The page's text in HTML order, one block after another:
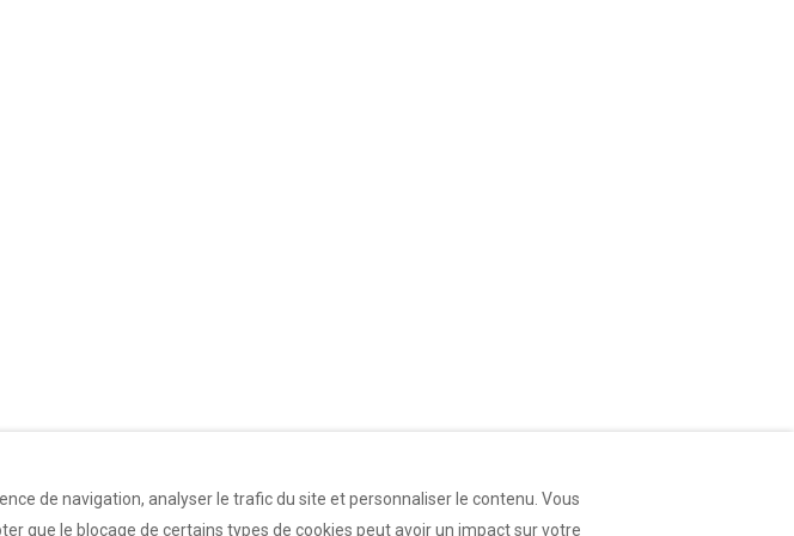
de navigation, analyser le trafic du site et personnaliser le contenu. Vous
que le blocage de certains types de cookies peut avoir un impact sur votre